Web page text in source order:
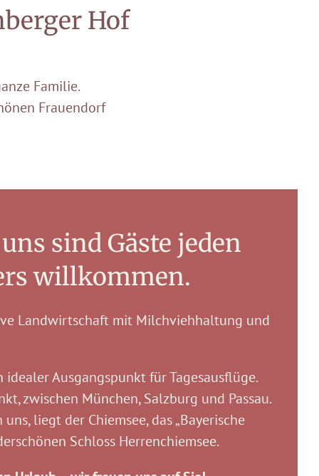
Hof
Familie.
Frauendorf
sind Gäste jeden
willkommen.
Landwirtschaft mit Milchviehhaltung und
Ausgangspunkt für Tagesausflüge.
zwischen München, Salzburg und Passau.
liegt der Chiemsee, das „Bayerische
Schloss Herrenchiemsee.